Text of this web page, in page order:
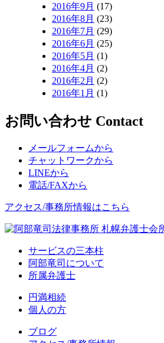
2016年9月 (17)
2016年8月 (23)
2016年7月 (29)
2016年6月 (25)
2016年5月 (1)
2016年4月 (2)
2016年2月 (2)
2016年1月 (1)
お問い合わせ Contact
メールフォームから
チャットワークから
LINEから
電話/FAXから
アクセス/事務所情報はこちら
サービスの三本柱
阿部竜司について
所属弁護士
円満相続
個人の方
ブログ